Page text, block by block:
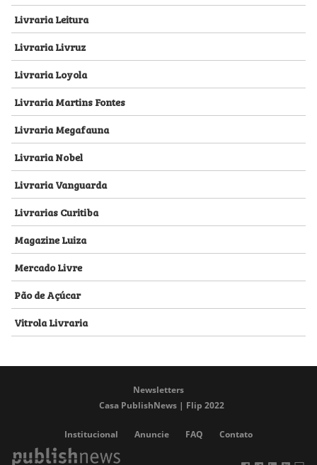
Livraria Leitura
Livraria Livruz
Livraria Loyola
Livraria Martins Fontes
Livraria Megafauna
Livraria Nobel
Livraria Vanguarda
Livrarias Curitiba
Magazine Luiza
Mercado Livre
Pão de Açúcar
Vitrola Livraria
Newsletters
Casa PublishNews | Flip 2022
Institucional Anuncie FAQ Contato